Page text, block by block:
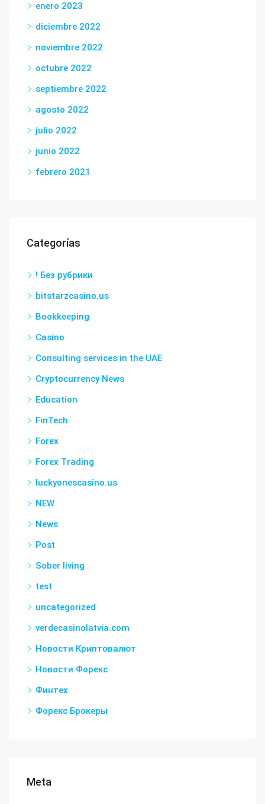
enero 2023
diciembre 2022
noviembre 2022
octubre 2022
septiembre 2022
agosto 2022
julio 2022
junio 2022
febrero 2021
Categorías
! Без рубрики
bitstarzcasino.us
Bookkeeping
Casino
Consulting services in the UAE
Cryptocurrency News
Education
FinTech
Forex
Forex Trading
luckyonescasino.us
NEW
News
Post
Sober living
test
uncategorized
verdecasinolatvia.com
Новости Криптовалют
Новости Форекс
Финтех
Форекс Брокеры
Meta